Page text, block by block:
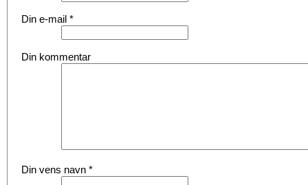
Din e-mail *
Din kommentar
Din vens navn *